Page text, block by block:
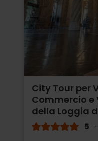
City Tour per
Commercio
della Loggia
5